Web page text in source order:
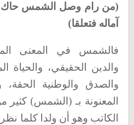
)من رام وصل الشمس حاك
آماله فتعلقا)
فالشمس في المعنى
والدين الحقيقي، والحياة
والصدق والوطنية
المعنونة بـ (الشمس) كثير
الكاتب وهو أن ولدا كلما